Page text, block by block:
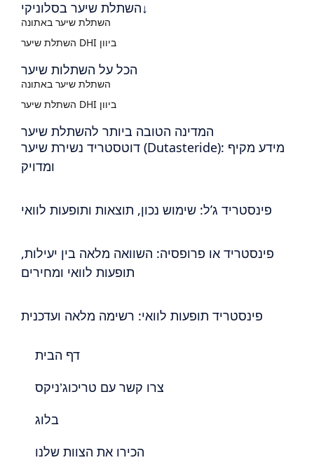
השתלת שיער בסלוניקי↓
השתלת שיער באתונה
השתלת שיער DHI ביוון
הכל על השתלות שיער
השתלת שיער באתונה
השתלת שיער DHI ביוון
המדינה הטובה ביותר להשתלת שיער
דוטסטריד נשירת שיער (Dutasteride): מידע מקיף
ומדויק
פינסטריד ג’ל: שימוש נכון, תוצאות ותופעות לוואי
פינסטריד או פרופסיה: השוואה מלאה בין יעילות,
תופעות לוואי ומחירים
פינסטריד תופעות לוואי: רשימה מלאה ועדכנית
דף הבית
צרו קשר עם טריכוג’ניקס
בלוג
הכירו את הצוות שלנו